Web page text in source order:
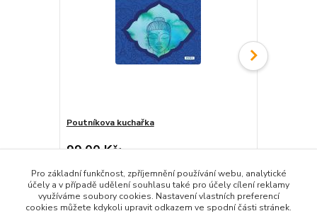
Poutníkova kuchařka
99,00 Kč/ks
Detail
199,00
Pro základní funkčnost, zpříjemnění používání webu, analytické
účely a v případě udělení souhlasu také pro účely cílení reklamy
využíváme soubory cookies. Nastavení vlastních preferencí
cookies můžete kdykoli upravit odkazem ve spodní části stránek.